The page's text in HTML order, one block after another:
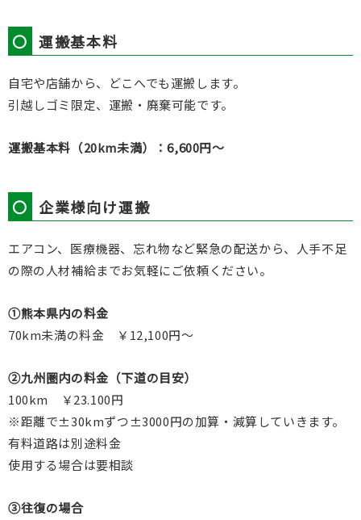
〇 運搬基本料
自宅や店舗から、どこへでも運搬します。
引越しゴミ限定、運搬・廃棄可能です。
運搬基本料（20km未満）：6,600円～
〇 企業様向け運搬
エアコン、医療機器、忘れ物など緊急の配送から、人手不足
の際の人材補給までお気軽にご依頼ください。
➀熊本県内の料金
70km未満の料金 ￥12,100円～
➁九州圏内の料金（下道の目安）
100km ￥23.100円
※距離で±30kmずつ±3000円の加算・減算していきます。
有料道路は別途料金
使用する場合は要相談
③往復の場合